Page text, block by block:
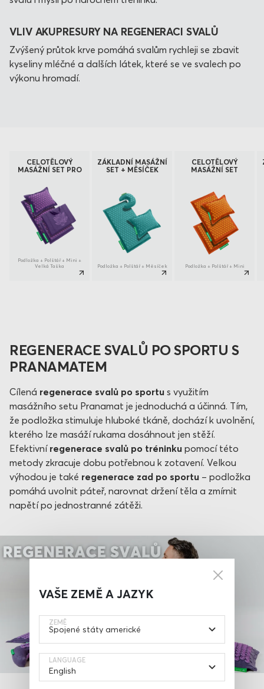
VAŠE ZEMĚ A JAZYK
ZEMĚ
LANGUAGE
VLIV AKUPRESURY NA REGENERACI SVALŮ
Zvýšený průtok krve pomáhá svalům rychleji se zbavit
kyseliny mléčné a dalších látek, které se ve svalech po
výkonu hromadí.
CELOTĚLOVÝ
MASÁŽNÍ SET PRO
Podložka + Polštář + Mini +
Velká Taška
ZÁKLADNÍ MASÁŽNÍ
SET + MĚSÍČEK
Podložka + Polštář + Měsíček
CELOTĚLOVÝ
MASÁŽNÍ SET
Podložka + Polštář + Mini
REGENERACE SVALŮ PO SPORTU S
PRANAMATEM
Cílená regenerace svalů po sportu s využitím
masážního setu Pranamat je jednoduchá a účinná. Tím,
že podložka stimuluje hluboké tkáně, dochází k uvolnění,
kterého lze masáží rukama dosáhnout jen stěží.
Efektivní regenerace svalů po tréninku pomocí této
metody zkracuje dobu potřebnou k zotavení. Velkou
výhodou je také regenerace zad po sportu – podložka
pomáhá uvolnit páteř, narovnat držení těla a zmírnit
napětí po jednostranné zátěži.